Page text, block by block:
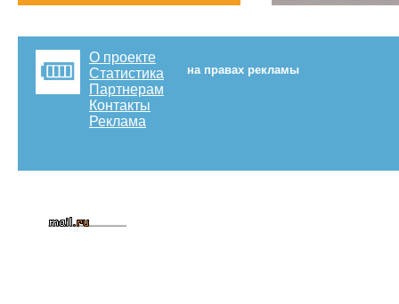
О проекте
Статистика
Партнерам
Контакты
Реклама
на правах рекламы